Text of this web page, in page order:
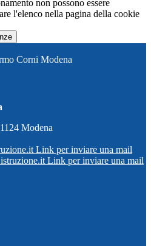
non possono essere
l'elenco nella pagina della cookie
Corni Modena
Modena
Link per inviare una mail
Link per inviare una mail